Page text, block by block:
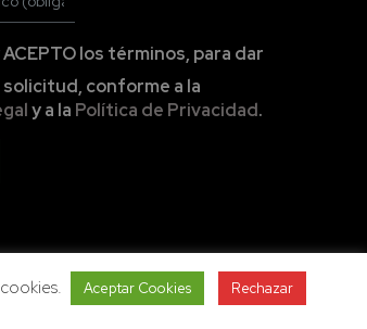
los términos, para dar
conforme a la
y a la Política de Privacidad.
Aceptar Cookies Rechazar